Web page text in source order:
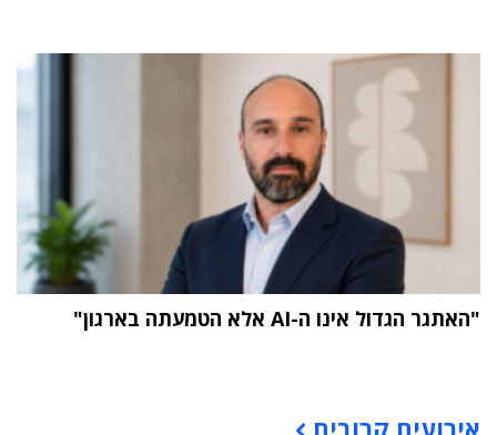
"האתגר הגדול אינו ה-AI אלא הטמעתה בארגון"
אירועים קרובים